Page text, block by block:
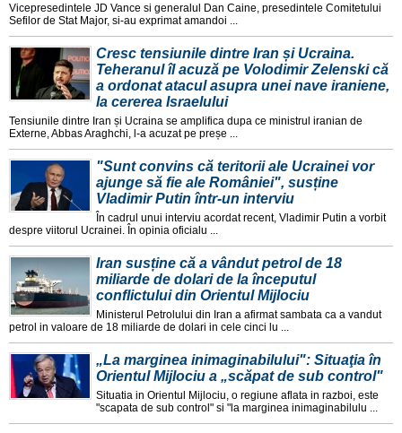
Vicepresedintele JD Vance si generalul Dan Caine, presedintele Comitetului
Sefilor de Stat Major, si-au exprimat amandoi ...
Cresc tensiunile dintre Iran și Ucraina.
Teheranul îl acuză pe Volodimir Zelenski că
a ordonat atacul asupra unei nave iraniene,
la cererea Israelului
Tensiunile dintre Iran și Ucraina se amplifica dupa ce ministrul iranian de
Externe, Abbas Araghchi, l-a acuzat pe preșe ...
"Sunt convins că teritorii ale Ucrainei vor
ajunge să fie ale României", susține
Vladimir Putin într-un interviu
În cadrul unui interviu acordat recent, Vladimir Putin a vorbit
despre viitorul Ucrainei. În opinia oficialu ...
Iran susține că a vândut petrol de 18
miliarde de dolari de la începutul
conflictului din Orientul Mijlociu
Ministerul Petrolului din Iran a afirmat sambata ca a vandut
petrol in valoare de 18 miliarde de dolari in cele cinci lu ...
„La marginea inimaginabilului": Situaţia în
Orientul Mijlociu a „scăpat de sub control"
Situatia in Orientul Mijlociu, o regiune aflata in razboi, este
"scapata de sub control" si "la marginea inimaginabilulu ...